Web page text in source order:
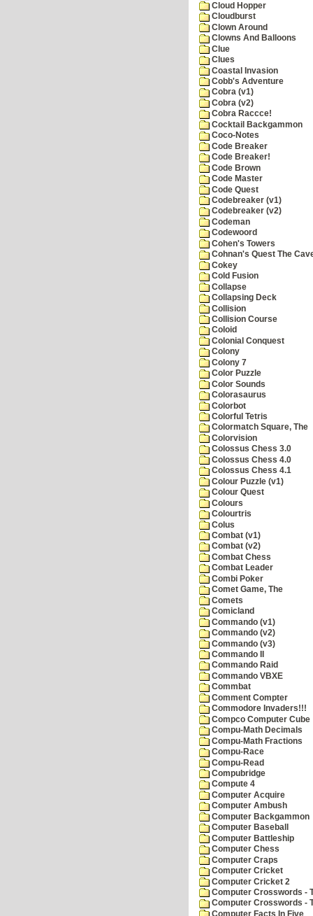
Cloud Hopper
Cloudburst
Clown Around
Clowns And Balloons
Clue
Clues
Coastal Invasion
Cobb's Adventure
Cobra (v1)
Cobra (v2)
Cobra Raccce!
Cocktail Backgammon
Coco-Notes
Code Breaker
Code Breaker!
Code Brown
Code Master
Code Quest
Codebreaker (v1)
Codebreaker (v2)
Codeman
Codewoord
Cohen's Towers
Cohnan's Quest The
Cokey
Cold Fusion
Collapse
Collapsing Deck
Collision
Collision Course
Coloid
Colonial Conquest
Colony
Colony 7
Color Puzzle
Color Sounds
Colorasaurus
Colorbot
Colorful Tetris
Colormatch Square, The
Colorvision
Colossus Chess 3.0
Colossus Chess 4.0
Colossus Chess 4.1
Colour Puzzle (v1)
Colour Quest
Colours
Colourtris
Colus
Combat (v1)
Combat (v2)
Combat Chess
Combat Leader
Combi Poker
Comet Game, The
Comets
Comicland
Commando (v1)
Commando (v2)
Commando (v3)
Commando II
Commando Raid
Commando VBXE
Commbat
Comment Compter
Commodore Invaders!!!
Compco Computer Cube
Compu-Math Decimals
Compu-Math Fractions
Compu-Race
Compu-Read
Compubridge
Compute 4
Computer Acquire
Computer Ambush
Computer Backgammon
Computer Baseball
Computer Battleship
Computer Chess
Computer Craps
Computer Cricket
Computer Cricket 2
Computer Crosswords -
Computer Crosswords -
Computer Facts In Five